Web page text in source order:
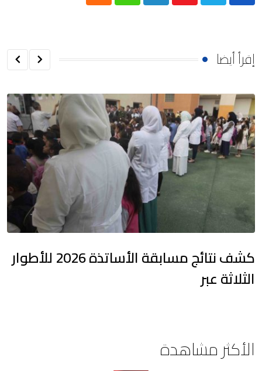
إقرأ أيضا
كشف نتائج مسابقة الأساتذة 2026 للأطوار
الثلاثة عبر
الأكثر مشاهدة